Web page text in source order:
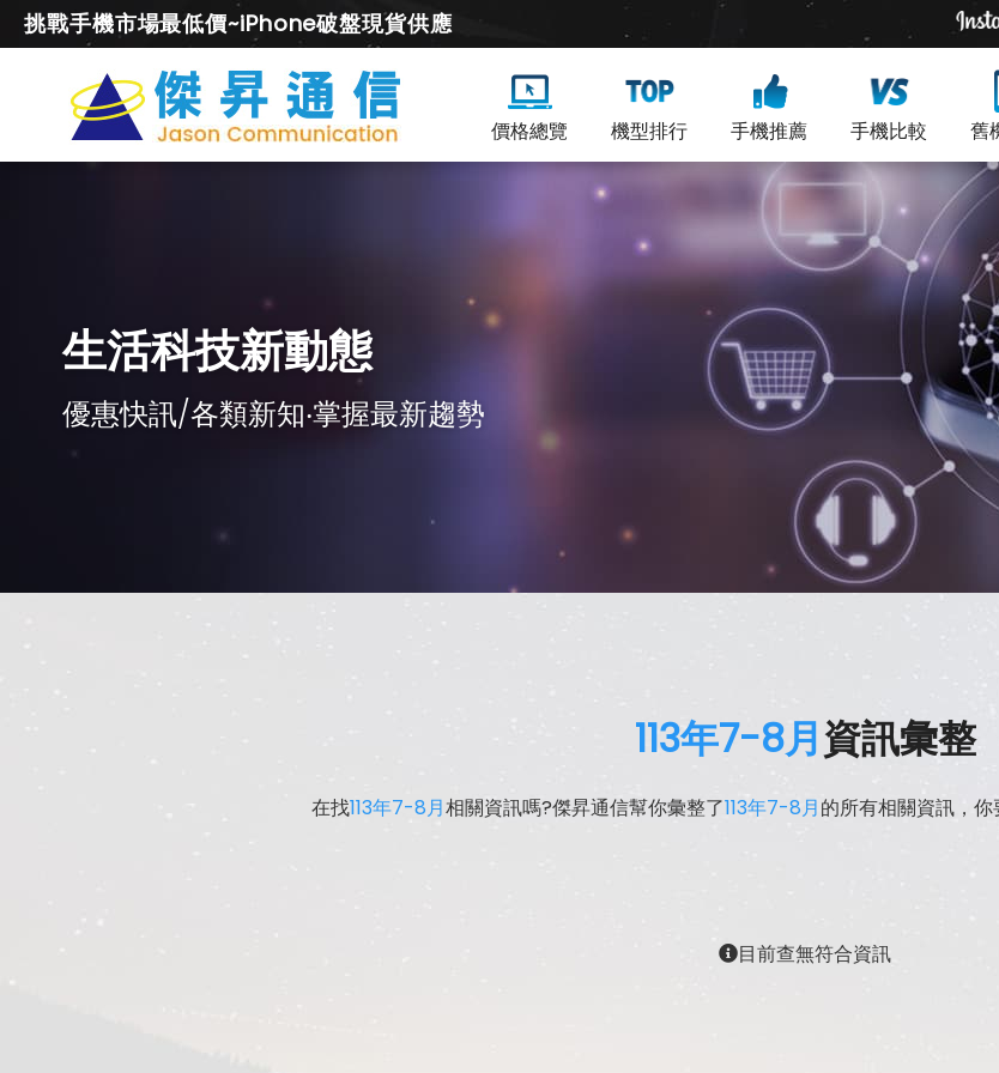
挑戰手機市場最低價~iPhone破盤現貨供應
價格總覽 機型排行 手機推薦 手機比較 舊
生活科技新動態
優惠快訊/各類新知‧掌握最新趨勢
113年7-8月資訊彙整
在找113年7-8月相關資訊嗎?傑昇通信幫你彙整了113年7-8月的所有相關資訊，你
目前查無符合資訊